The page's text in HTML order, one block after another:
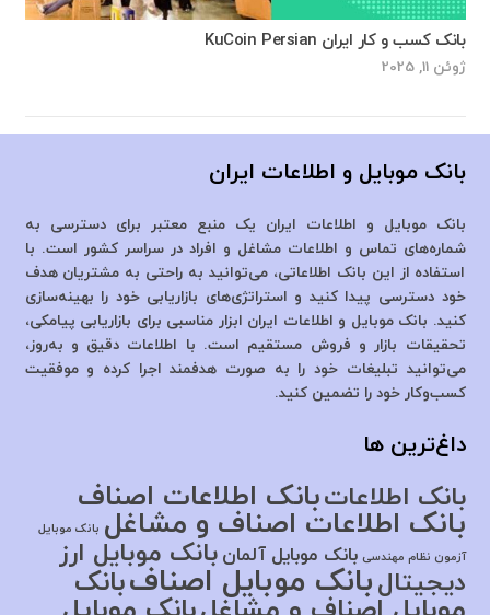
بانک کسب و کار ایران KuCoin Persian
ژوئن 11, 2025
بانک موبایل و اطلاعات ایران
بانک موبایل و اطلاعات ایران یک منبع معتبر برای دسترسی به
شماره‌های تماس و اطلاعات مشاغل و افراد در سراسر کشور است. با
استفاده از این بانک اطلاعاتی، می‌توانید به راحتی به مشتریان هدف
خود دسترسی پیدا کنید و استراتژی‌های بازاریابی خود را بهینه‌سازی
کنید. بانک موبایل و اطلاعات ایران ابزار مناسبی برای بازاریابی پیامکی،
تحقیقات بازار و فروش مستقیم است. با اطلاعات دقیق و به‌روز،
می‌توانید تبلیغات خود را به صورت هدفمند اجرا کرده و موفقیت
کسب‌وکار خود را تضمین کنید.
داغ‌ترین ها
بانک اطلاعاتبانک اطلاعات اصناف
بانک اطلاعات اصناف و مشاغل بانک موبایل
آزمون نظام مهندسی بانک موبایل آلمان بانک موبایل ارز
دیجیتالبانک موبایل اصنافبانک